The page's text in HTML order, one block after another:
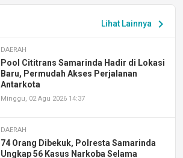
Lihat Lainnya chevron_right
DAERAH
Pool Cititrans Samarinda Hadir di Lokasi
Baru, Permudah Akses Perjalanan
Antarkota
Minggu, 02 Agu 2026 14:37
DAERAH
74 Orang Dibekuk, Polresta Samarinda
Ungkap 56 Kasus Narkoba Selama